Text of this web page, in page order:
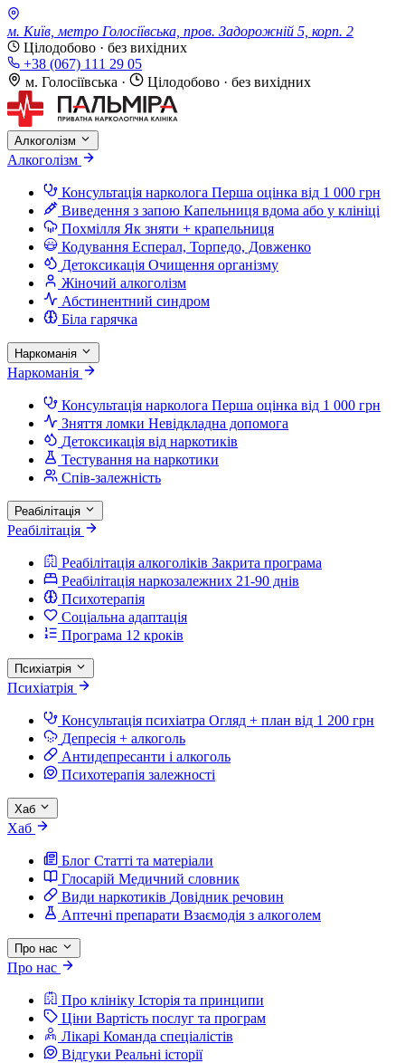
м. Київ, метро Голосіївська, пров. Задорожній 5, корп. 2
Цілодобово · без вихідних
+38 (067) 111 29 05
м. Голосіївська · Цілодобово · без вихідних
Алкоголізм
Алкоголізм
Консультація нарколога Перша оцінка від 1 000 грн
Виведення з запою Капельниця вдома або у клініці
Похмілля Як зняти + крапельниця
Кодування Есперал, Торпедо, Довженко
Детоксикація Очищення організму
Жіночий алкоголізм
Абстинентний синдром
Біла гарячка
Наркоманія
Наркоманія
Консультація нарколога Перша оцінка від 1 000 грн
Зняття ломки Невідкладна допомога
Детоксикація від наркотиків
Тестування на наркотики
Спів-залежність
Реабілітація
Реабілітація
Реабілітація алкоголіків Закрита програма
Реабілітація наркозалежних 21-90 днів
Психотерапія
Соціальна адаптація
Програма 12 кроків
Психіатрія
Психіатрія
Консультація психіатра Огляд + план від 1 200 грн
Депресія + алкоголь
Антидепресанти і алкоголь
Психотерапія залежності
Хаб
Хаб
Блог Статті та матеріали
Глосарій Медичний словник
Види наркотиків Довідник речовин
Аптечні препарати Взаємодія з алкоголем
Про нас
Про нас
Про клініку Історія та принципи
Ціни Вартість послуг та програм
Лікарі Команда спеціалістів
Відгуки Реальні історії